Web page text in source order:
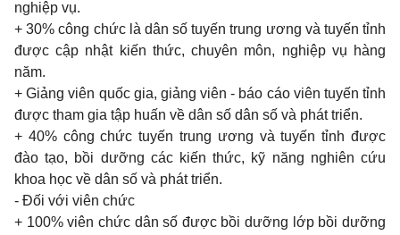
nghiệp vụ.
+ 30%công chức là dân số tuyếntrung ương và tuyến tỉnh
được cập nhật kiến thức, chuyên môn, nghiệp vụ hàng
năm.
+Giảng viên quốc gia, giảng viên- báo cáo viên tuyến tỉnh
được tham gia tập huấn về dân số dân số và phát triển.
+ 40% công chức tuyến trung ương và tuyến tỉnh được
đào tạo, bồi dưỡng các kiến thức, kỹ năng nghiên cứu
khoa học về dân số và phát triển.
- Đối với viên chức
+ 100%viên chức dân số được bồi dưỡng lớp bồi dưỡng